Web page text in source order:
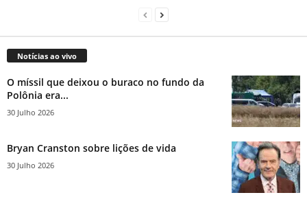
Notícias ao vivo
O míssil que deixou o buraco no fundo da
Polônia era...
30 Julho 2026
Bryan Cranston sobre lições de vida
30 Julho 2026